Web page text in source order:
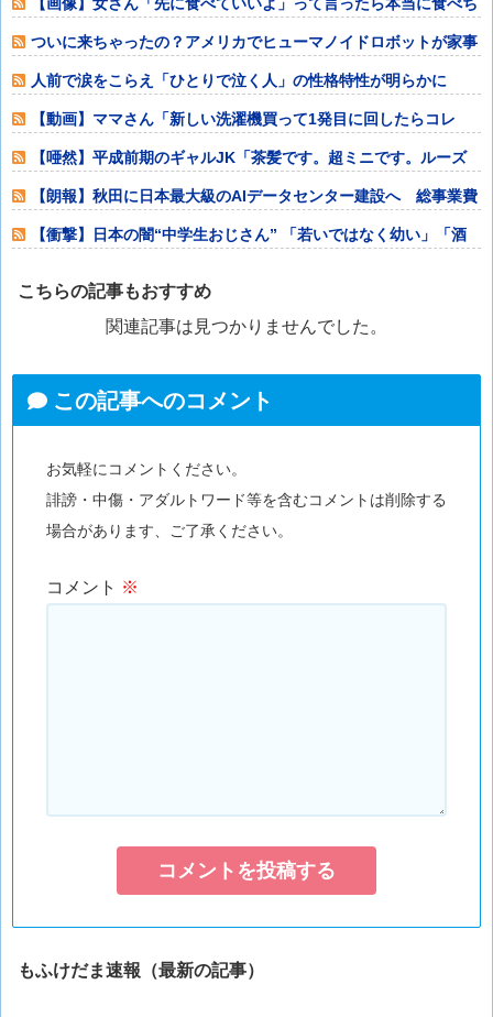
ゃった⇒結果ｗ
ついに来ちゃったの？アメリカでヒューマノイドロボットが家事
代行サービスを
人前で涙をこらえ「ひとりで泣く人」の性格特性が明らかに
【動画】ママさん「新しい洗濯機買って1発目に回したらコレ
w」⇒ｗｗｗ
【唖然】平成前期のギャルJK「茶髪です。超ミニです。ルーズ
です。下着はテ
【朗報】秋田に日本最大級のAIデータセンター建設へ 総事業費
2兆円、UA
【衝撃】日本の闇“中学生おじさん” 「若いではなく幼い」「酒
こちらの記事もおすすめ
関連記事は見つかりませんでした。
この記事へのコメント
お気軽にコメントください。
誹謗・中傷・アダルトワード等を含むコメントは削除する
場合があります、ご了承ください。
コメント ※
もふけだま速報（最新の記事）